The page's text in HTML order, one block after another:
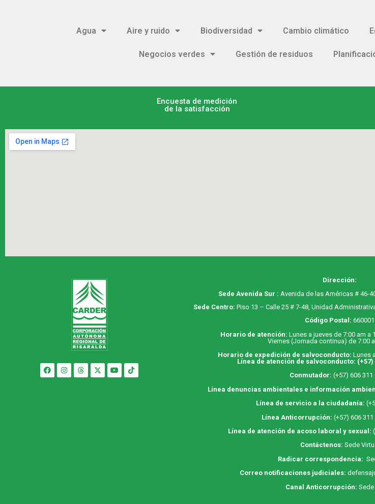
Agua Aire y ruido Biodiversidad Cambio climático
Negocios verdes Gestión de residuos
Encuesta de medición
de la satisfacción
Dirección:
Sede Avenida Sur : Avenida de las Américas # 46-
Sede Centro: Piso 13 – Calle 25 # 7-48, Unidad
Código Postal: 660001
Horario de atención:Lunes a jueves de 7:00 am a
Viernes (Jornada continua) de 7:00
Horario de expedición de salvoconducto:Lunes
Línea de atención de salvoconducto: (+57)
Conmutador: (+57) 606 311
Línea denuncias ambientales e información
Línea de servicio a la ciudadanía:
Línea Anticorrupción: (+57) 606 311
Línea de atención de acoso laboral y sexual:
Contáctenos: Sede
Radicar correspondencia:
Correo notificaciones judiciales:
Canal Anticorrupción: Sede